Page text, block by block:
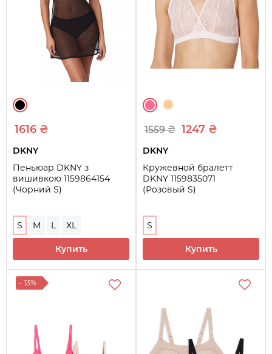
1616 ₴
DKNY
Пеньюар DKNY з
вишивкою 1159864154
(Чорний S)
S M L XL
Купить
1559 ₴ 1247 ₴
DKNY
Кружевной бралетт
DKNY 1159835071
(Розовый S)
S
Купить
- 13%